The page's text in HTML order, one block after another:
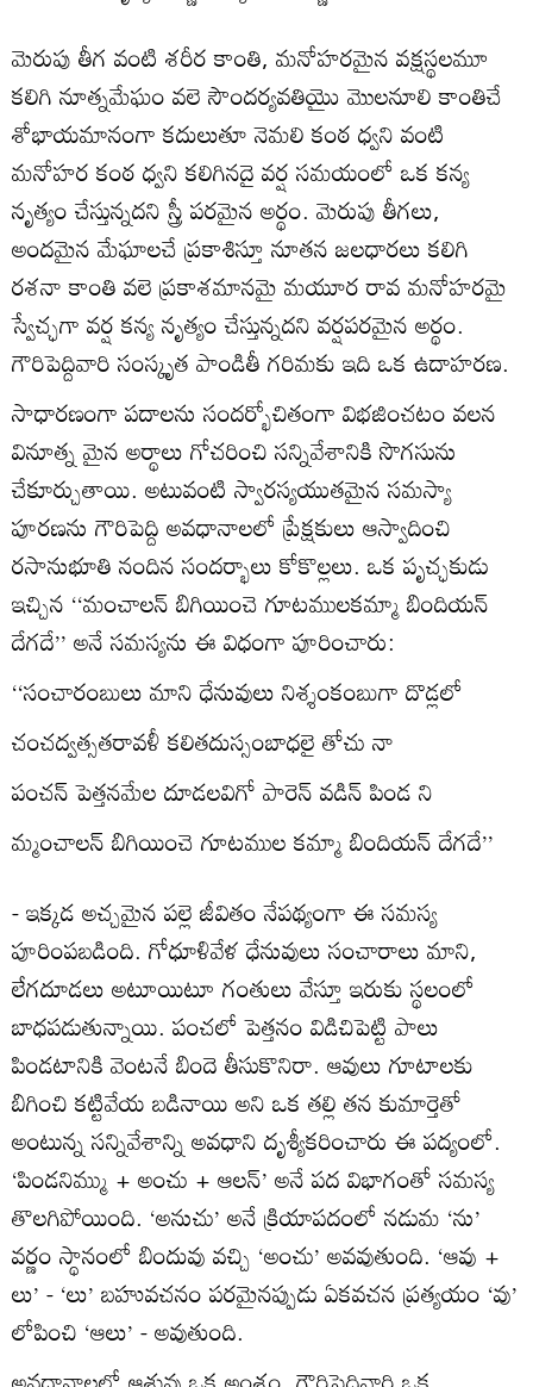
మెరుపు తీగ వంటి శరీర కాంతి, మనోహరమైన వక్షస్థలమూ
కలిగి నూత్నమేఘం వలె సౌందర్యవతియైు మొలనూలి కాంతిచే
శోభాయమానంగా కదులుతూ నెమలి కంఠ ధ్వని వంటి
మనోహర కంఠ ధ్వని కలిగినదై వర్ష సమయంలో ఒక కన్య
నృత్యం చేస్తున్నదని స్త్రీ పరమైన అర్థం. మెరుపు తీగలు,
అందమైన మేఘాలచే ప్రకాశిస్తూ నూతన జలధారలు కలిగి
రశనా కాంతి వలె ప్రకాశమానమై మయూర రావ మనోహరమై
స్వేచ్ఛగా వర్ష కన్య నృత్యం చేస్తున్నదని వర్షపరమైన అర్థం.
గౌరిపెద్దివారి సంస్కృత పాండితీ గరిమకు ఇది ఒక ఉదాహరణ.
సాధారణంగా పదాలను సందర్భోచితంగా విభజించటం వలన
వినూత్న మైన అర్థాలు గోచరించి సన్నివేశానికి సొగసును
చేకూర్చుతాయి. అటువంటి స్వారస్యయుతమైన సమస్యా
పూరణను గౌరిపెద్ది అవధానాలలో ప్రేక్షకులు ఆస్వాదించి
రసానుభూతి నందిన సందర్భాలు కోకొల్లలు. ఒక పృచ్ఛకుడు
ఇచ్చిన ‘‘మంచాలన్‌ బిగియించె గూటములకమ్మా బిందియన్‌
దేగదే’’ అనే సమస్యను ఈ విధంగా పూరించారు:
‘‘సంచారంబులు మాని ధేనువులు నిశ్శంకంబుగా దొడ్లలో
చంచద్వత్సతరావళీ కలితదుస్సంబాధలై తోచు నా
పంచన్‌ పెత్తనమేల దూడలవిగో పారెన్‌ వడిన్‌ పిండ ని
మ్మంచాలన్‌ బిగియించె గూటముల కమ్మా బిందియన్‌ దేగదే’’
- ఇక్కడ అచ్చమైన పల్లె జీవితం నేపథ్యంగా ఈ సమస్య
పూరింపబడింది. గోధూళివేళ ధేనువులు సంచారాలు మాని,
లేగదూడలు అటూయిటూ గంతులు వేస్తూ ఇరుకు స్థలంలో
బాధపడుతున్నాయి. పంచలో పెత్తనం విడిచిపెట్టి పాలు
పిండటానికి వెంటనే బిందె తీసుకొనిరా. ఆవులు గూటాలకు
బిగించి కట్టివేయ బడినాయి అని ఒక తల్లి తన కుమార్తెతో
అంటున్న సన్నివేశాన్ని అవధాని దృశ్యీకరించారు ఈ పద్యంలో.
‘పిండనిమ్ము + అంచు + ఆలన్‌’ అనే పద విభాగంతో సమస్య
తొలగిపోయింది. ‘అనుచు’ అనే క్రియాపదంలో నడుమ ‘ను’
వర్ణం స్థానంలో బిందువు వచ్చి ‘అంచు’ అవవుతుంది. ‘ఆవు +
లు’ - ‘లు’ బహువచనం పరమైనప్పుడు ఏకవచన ప్రత్యయం ‘వు’
లోపించి ‘ఆలు’ - అవుతుంది.